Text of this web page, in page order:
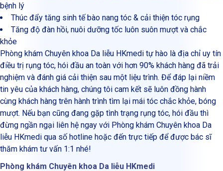
bệnh lý
Thúc đẩy tăng sinh tế bào nang tóc & cải thiện tóc rụng
Tăng độ đàn hồi, nuôi dưỡng tốc luôn suôn mượt và chắc
khỏe
Phòng khám Chuyên khoa Da liễu HKmedi tự hào là địa chỉ uy tín
điều trị rụng tóc, hói đầu an toàn với hơn 90% khách hàng đã trải
nghiệm và đánh giá cải thiện sau một liệu trình. Để đáp lại niềm
tin yêu của khách hàng, chúng tôi cam kết sẽ luôn đồng hành
cùng khách hàng trên hành trình tìm lại mái tóc chắc khỏe, bóng
mượt. Nếu bạn cũng đang gặp tình trạng rụng tóc, hói đầu thì
đừng ngần ngại liên hệ ngay với Phòng khám Chuyên khoa Da
liễu HKmedi qua số hotline hoặc đến trực tiếp để được bác sĩ
thăm khám tư vấn 1:1 nhé!
Phòng khám Chuyên khoa Da liễu HKmedi